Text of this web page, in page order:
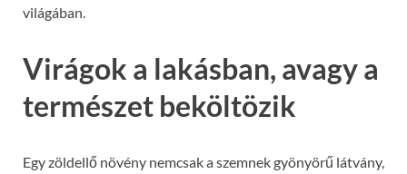
világában.
Virágok a lakásban, avagy a
természet beköltözik
Egy zöldellő növény nemcsak a szemnek gyönyörű látvány,